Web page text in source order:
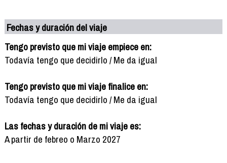
Fechas y duración del viaje
Tengo previsto que mi viaje empiece en:
Todavía tengo que decidirlo / Me da igual
Tengo previsto que mi viaje finalice en:
Todavía tengo que decidirlo / Me da igual
Las fechas y duración de mi viaje es:
A partir de febreo o Marzo 2027